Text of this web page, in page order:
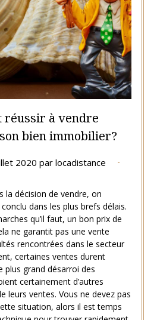
réussir à vendre
bien immobilier?
2020 par locadistance
la décision de vendre, on
dans les plus brefs délais.
qu’il faut, un bon prix de
ne garantit pas une vente
rencontrées dans le secteur
certaines ventes durent
plus grand désarroi des
certainement d’autres
leurs ventes. Vous ne devez pas
situation, alors il est temps